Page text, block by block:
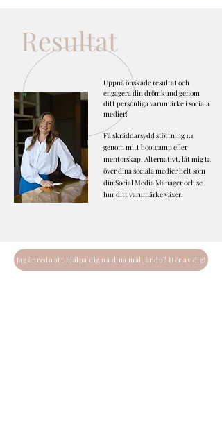
Resultat
Uppnå önskade resultat och
engagera din drömkund genom
ditt personliga varumärke i sociala
medier!
Få skräddarsydd stöttning 1:1
genom mitt bootcamp eller
mentorskap. Alternativt, låt mig ta
över dina sociala medier helt som
din Social Media Manager och se
hur ditt varumärke växer.
Jag är redo att hjälpa dig nå dina mål, är du? Hör av dig!